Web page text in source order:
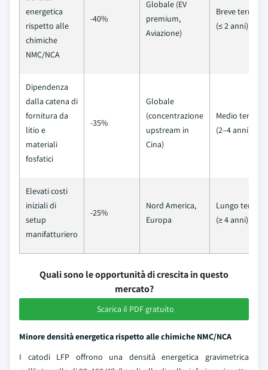
energetica
rispetto alle
chimiche
NMC/NCA
-40%
Globale (EV
premium,
Aviazione)
Breve termine
(≤ 2 anni)
Dipendenza
dalla catena di
fornitura da
litio e
materiali
fosfatici
-35%
Globale
(concentrazione
upstream in
Cina)
Medio termine
(2–4 anni)
Elevati costi
iniziali di
setup
manifatturiero
-25%
Nord America,
Europa
Lungo termine
(≥ 4 anni)
Quali sono le opportunità di crescita in questo
mercato?
Scarica il PDF gratuito
Minore densità energetica rispetto alle chimiche NMC/NCA
I catodi LFP offrono una densità energetica gravimetrica